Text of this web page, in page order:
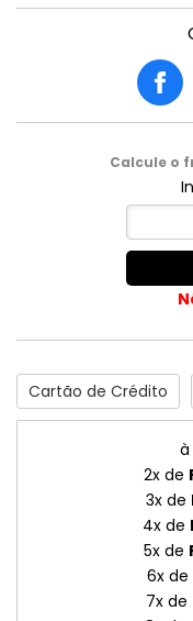
Calcule o
Cartão de Crédito
à
2x de
3x de
4x de
5x de
6x de
7x de